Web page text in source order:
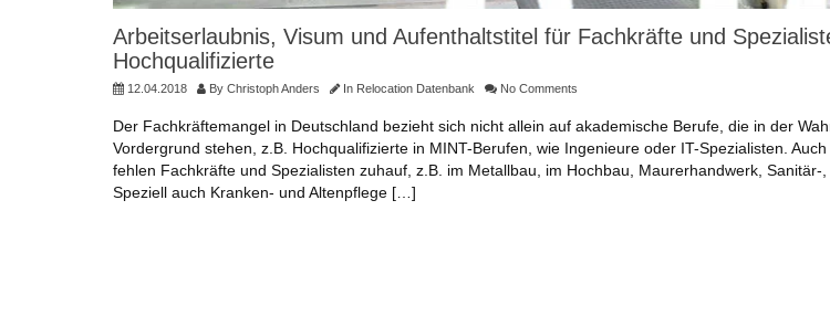
Arbeitserlaubnis, Visum und Aufenthaltstitel für Fachkräfte und
Hochqualifizierte
12.04.2018 By Christoph Anders In Relocation Datenbank No Comments
Der Fachkräftemangel in Deutschland bezieht sich nicht allein auf akademische Berufe, die in der
Vordergrund stehen, z.B. Hochqualifizierte in MINT-Berufen, wie Ingenieure oder IT-Spezialisten.
fehlen Fachkräfte und Spezialisten zuhauf, z.B. im Metallbau, im Hochbau, Maurerhandwerk, Sanitär-,
Speziell auch Kranken- und Altenpflege […]